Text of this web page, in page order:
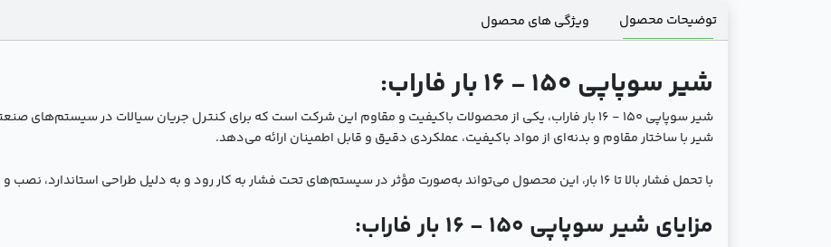
توضیحات محصول ویژگی های محصول
شیر سوپاپی 150 - 16 بار فاراب:
شیر سوپاپی 150 - 16 بار فاراب، یکی از محصولات باکیفیت و مقاوم این شرکت است که برای کنترل جریان سیالات در
شیر با ساختار مقاوم و بدنه‌ای از مواد باکیفیت، عملکردی دقیق و قابل اطمینان ارائه می‌دهد.
با تحمل فشار بالا تا 16 بار، این محصول می‌تواند به‌صورت مؤثر در سیستم‌های تحت فشار به کار رود و به دلیل طراحی استاندارد، نصب و نگهداری آن بسیار ساده است.
مزایای شیر سوپاپی 150 - 16 بار فاراب: